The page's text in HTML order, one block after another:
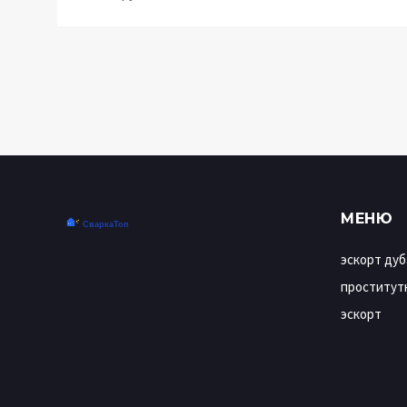
МЕНЮ
эскорт
эскорт